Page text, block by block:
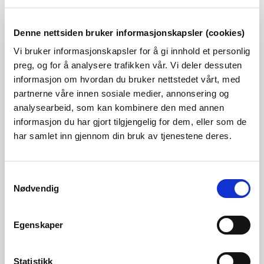
Denne nettsiden bruker informasjonskapsler (cookies)
Vi bruker informasjonskapsler for å gi innhold et personlig
preg, og for å analysere trafikken vår. Vi deler dessuten
informasjon om hvordan du bruker nettstedet vårt, med
partnerne våre innen sosiale medier, annonsering og
analysearbeid, som kan kombinere den med annen
informasjon du har gjort tilgjengelig for dem, eller som de
har samlet inn gjennom din bruk av tjenestene deres.
Nødvendig
Egenskaper
Statistikk
Fakta
Fylke:Møre og Romsdal
Kommune:Stordal, Norddal, Stranda, Rauma
Vernetidspkt:1986 (Vp III)
Vassdragsnr. 100.2Z
Areal:204 km²
Største vann:Storvatnet, 0,6 km², 581 moh.
Høydenivå:
1498 - 0 moh
100-2 Stordalsvassdraget, NOU 1983 42
Nasj kontaktutv for vassdragsreg, rapp 1983-03: